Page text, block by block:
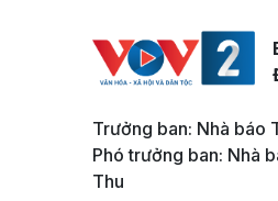
Trưởng ban: Nhà báo
Phó trưởng ban: Nhà
Thu